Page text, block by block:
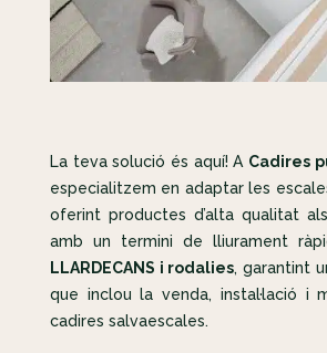
La teva solució és aquí! A Cadires
especialitzem en adaptar les
oferint productes d’alta qualitat
amb un termini de lliurament
LLARDECANS i rodalies, garantint
que inclou la venda, instal·lació i
cadires salvaescales.